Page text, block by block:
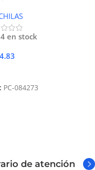
en stock
PC-084273
de atención